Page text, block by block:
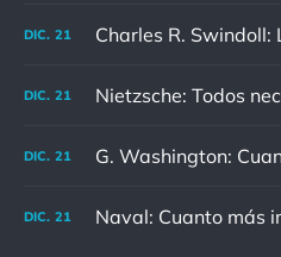
DIC. 21
DIC. 21
DIC. 21
DIC. 21